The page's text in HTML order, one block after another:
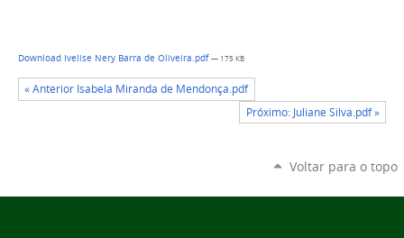
Download Ivelise Nery Barra de Oliveira.pdf— 175 KB
« Anterior Isabela Miranda de Mendonça.pdf
Próximo: Juliane Silva.pdf »
Voltar para o topo